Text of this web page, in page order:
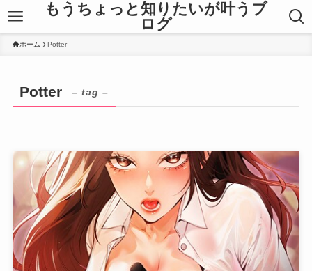
もうちょっと知りたいが叶うブ
ログ
ホーム Potter
Potter – tag –